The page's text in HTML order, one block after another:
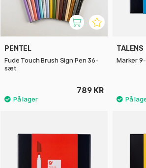
PENTEL
Fude Touch Brush Sign Pen 36-
sæt
789 KR
TALENS
Marker